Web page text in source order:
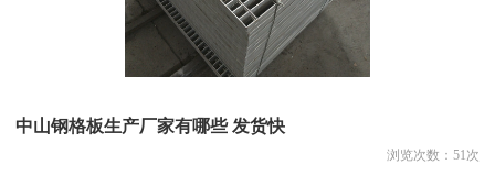
中山钢格板生产厂家有哪些 发货快
浏览次数： 51次